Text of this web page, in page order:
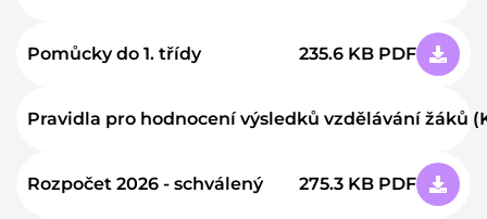
Pomůcky do 1. třídy 235.6 KB PDF
Pravidla pro hodnocení výsledků vzdělávání žáků
Rozpočet 2026 - schválený 275.3 KB PDF